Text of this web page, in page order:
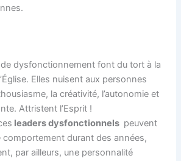
dysfonctionnement font du tort à la
Elles nuisent aux personnes
la créativité, l’autonomie et
Attristent l’Esprit !
leaders dysfonctionnels peuvent
comportement durant des années,
par ailleurs, une personnalité